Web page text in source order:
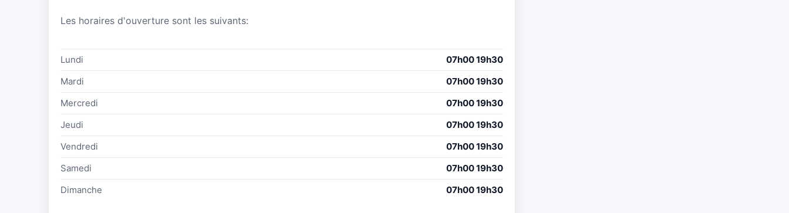
Les horaires d'ouverture sont les suivants:
Lundi
07h00 19h30
Mardi
07h00 19h30
Mercredi
07h00 19h30
Jeudi
07h00 19h30
Vendredi
07h00 19h30
Samedi
07h00 19h30
Dimanche
07h00 19h30